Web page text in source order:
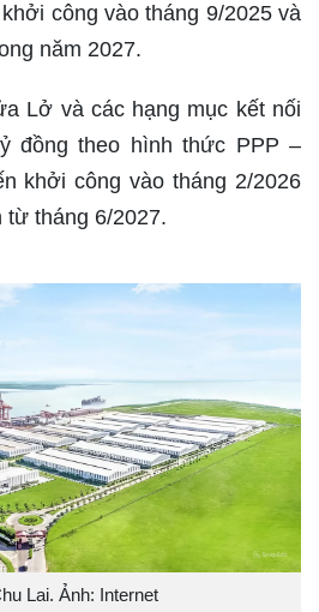
công vào tháng 9/2025 và
năm 2027.
Lở và các hạng mục kết nối
đồng theo hình thức PPP –
khởi công vào tháng 2/2026
từ tháng 6/2027.
Lai. Ảnh: Internet